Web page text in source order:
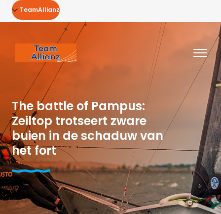
TeamAllianz
The battle of Pampus:
Zeiltop trotseert zware
buien in de schaduw van
het fort